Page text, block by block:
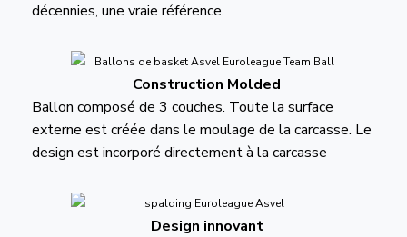
décennies, une vraie référence.
Construction Molded
Ballon composé de 3 couches. Toute la surface
externe est créée dans le moulage de la carcasse. Le
design est incorporé directement à la carcasse
Design innovant